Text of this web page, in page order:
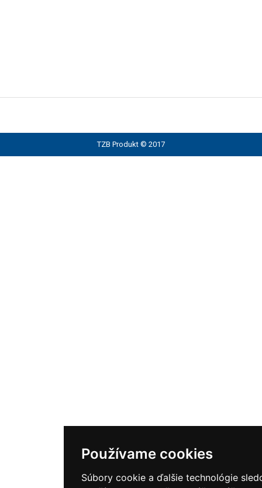
Používame cookies
Súbory cookie a ďalšie technológie
TZB Produkt © 2017